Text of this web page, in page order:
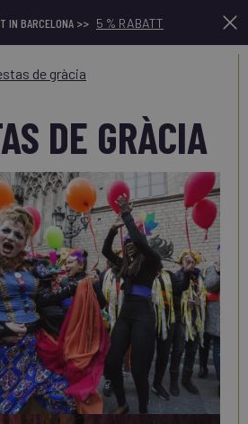
IN BARCELONA >> 5 % RABATT
de gràcia
DE GRÀCIA